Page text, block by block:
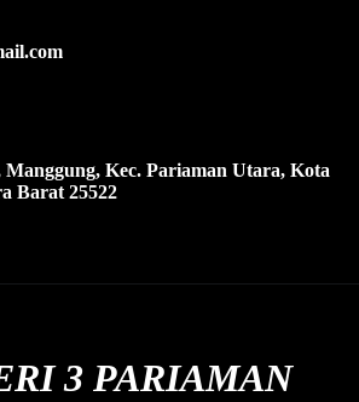
Kec. Pariaman Utara, Kota
Barat 25522
3 PARIAMAN